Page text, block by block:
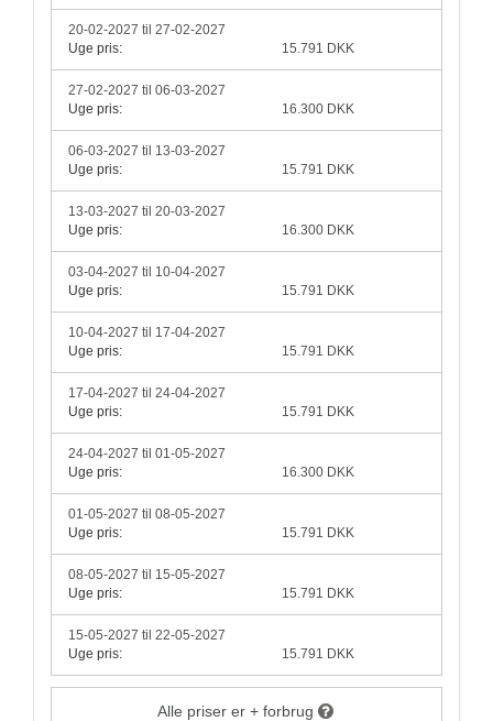
20-02-2027 til 27-02-2027
Uge pris:
15.791 DKK
27-02-2027 til 06-03-2027
Uge pris:
16.300 DKK
06-03-2027 til 13-03-2027
Uge pris:
15.791 DKK
13-03-2027 til 20-03-2027
Uge pris:
16.300 DKK
03-04-2027 til 10-04-2027
Uge pris:
15.791 DKK
10-04-2027 til 17-04-2027
Uge pris:
15.791 DKK
17-04-2027 til 24-04-2027
Uge pris:
15.791 DKK
24-04-2027 til 01-05-2027
Uge pris:
16.300 DKK
01-05-2027 til 08-05-2027
Uge pris:
15.791 DKK
08-05-2027 til 15-05-2027
Uge pris:
15.791 DKK
15-05-2027 til 22-05-2027
Uge pris:
15.791 DKK
Alle priser er + forbrug